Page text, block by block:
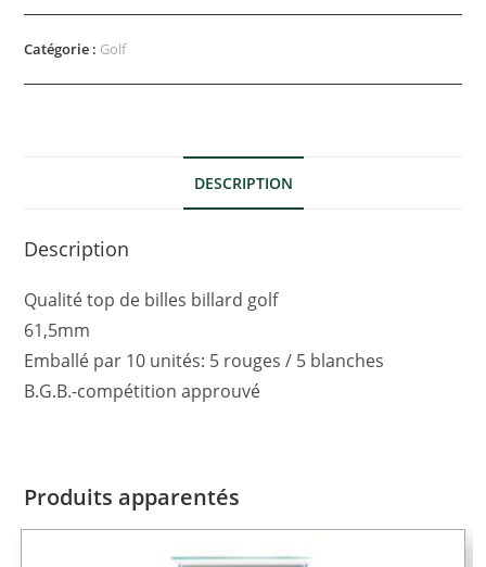
Catégorie : Golf
DESCRIPTION
Description
Qualité top de billes billard golf
61,5mm
Emballé par 10 unités: 5 rouges / 5 blanches
B.G.B.-compétition approuvé
Produits apparentés